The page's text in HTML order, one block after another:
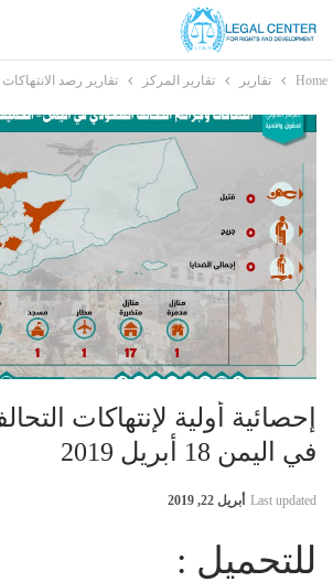
Home تقارير تقارير المركز تقارير رصد الانتهاكات
إحصائية أولية لإنتهاكات
في اليمن 18 أبريل 2019
Last updated أبريل 22, 2019
للتحميل :